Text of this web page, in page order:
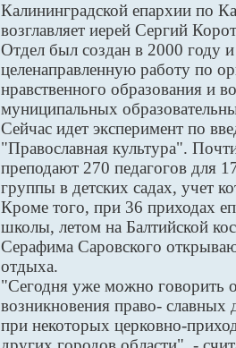
Калининградской епархии по
возглавляет иерей Сергий
Отдел был создан в 2000 году и
целенаправленную работу по
нравственного образования и
муниципальных
Сейчас идет эксперимент по
"Православная культура".
преподают 270 педагогов для
группы в детских садах, учет
Кроме того, при 36 приходах
школы, летом на Балтийской
Серафима Саровского
отдыха.
"Сегодня уже можно говорить
возникновения право-
при некоторых церковно-